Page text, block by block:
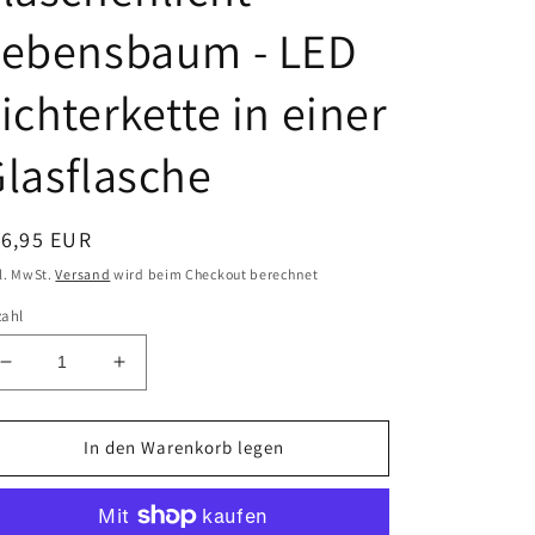
- LED
in einer
EUR
MwSt.Versand wird beim Checkout berechnet
Verringere
die
Menge
Stoamandal
Erhöhe
die
Menge
für
Stoamandal
-
In den Warenkorb legen